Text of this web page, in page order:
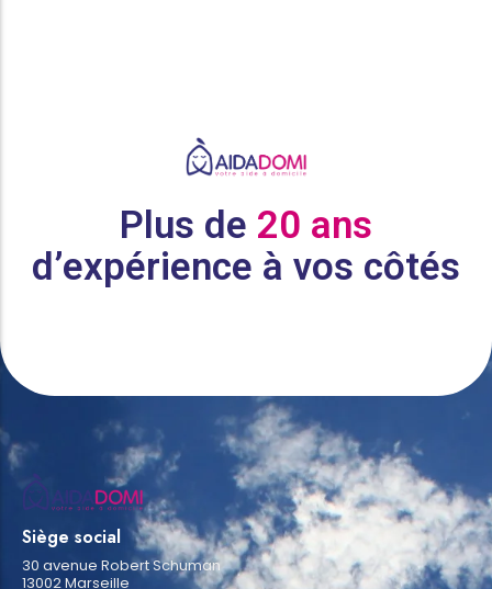
Plus de 20 ans
d’expérience à vos côtés
Siège social
30 avenue Robert Schuman
13002 Marseille